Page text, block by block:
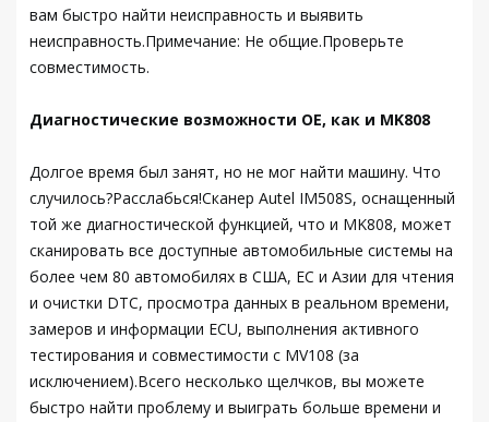
вам быстро найти неисправность и выявить
неисправность.Примечание: Не общие.Проверьте
совместимость.
Диагностические возможности OE, как и MK808
Долгое время был занят, но не мог найти машину. Что
случилось?Расслабься!Сканер Autel IM508S, оснащенный
той же диагностической функцией, что и MK808, может
сканировать все доступные автомобильные системы на
более чем 80 автомобилях в США, ЕС и Азии для чтения
и очистки DTC, просмотра данных в реальном времени,
замеров и информации ECU, выполнения активного
тестирования и совместимости с MV108 (за
исключением).Всего несколько щелчков, вы можете
быстро найти проблему и выиграть больше времени и